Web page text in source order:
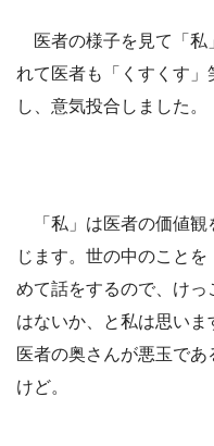
医者の様子を見て「私
れて医者も「くすくす
し、意気投合しました。
「私」は医者の価値観
じます。世の中のこと
めて話をするので、け
はないか、と私は思いま
医者の奥さんが悪玉で
けど。